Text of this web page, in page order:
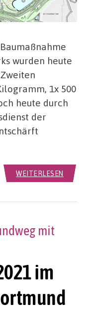
wurden heute
1x 500
heute durch
der
WEITERLESEN
im
mit